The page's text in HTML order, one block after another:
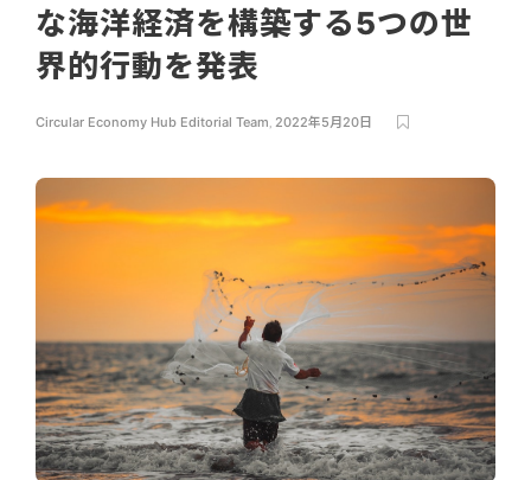
な海洋経済を構築する5つの世
界的行動を発表
Circular Economy Hub Editorial Team, 2022年5月20日